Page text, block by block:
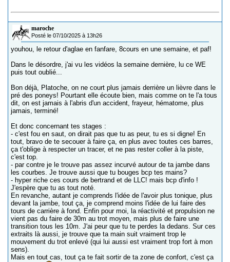
maroche
Posté le 07/10/2025 à 13h26
youhou, le retour d'aglae en fanfare, 8cours en une semaine, et paf!
Dans le désordre, j'ai vu les vidéos la semaine dernière, lu ce WE
puis tout oublié...
Bon déjà, Platoche, on ne court plus jamais derrière un lièvre dans le
pré des poneys! Pourtant elle écoute bien, mais comme on te l'a tous
dit, on est jamais à l'abris d'un accident, frayeur, hématome, plus
jamais, terminé!
Et donc concernant tes stages :
- c'est fou en saut, on dirait pas que tu as peur, tu es si digne! En
tout, bravo de te secouer à faire ça, en plus avec toutes ces barres,
ça t'oblige à respecter un tracer, et ne pas rester coller à la piste,
c'est top.
- par contre je le trouve pas assez incurvé autour de ta jambe dans
les courbes. Je trouve aussi que tu bouges bcp tes mains?
- hyper riche ces cours de bertrand et de LLC! mais bcp d'info !
J'espère que tu as tout noté.
En revanche, autant je comprends l'idée de l'avoir plus tonique, plus
devant la jambe, tout ça, je comprend moins l'idée de lui faire des
tours de carrière à fond. Enfin pour moi, la réactivité et propulsion ne
vient pas du faire de 30m au trot moyen, mais plus de faire une
transition tous les 10m. J'ai peur que tu te perdes la dedans. Sur ces
extraits là aussi, je trouve que ta main suit vraiment trop le
mouvement du trot enlevé (qui lui aussi est vraiment trop fort à mon
sens).
Mais en tout cas, tout ça te fait sortir de ta zone de confort, c'est ça